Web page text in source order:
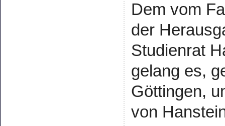
Dem vom
der
Studienrat
gelang es,
Göttingen,
von